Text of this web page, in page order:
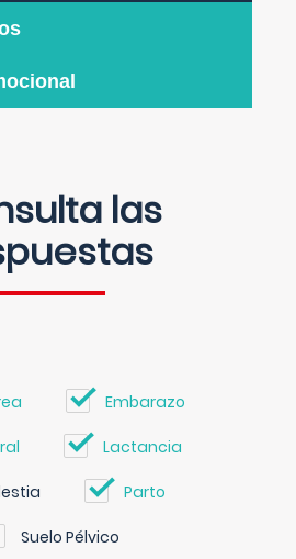
las
Embarazo
Lactancia
Parto
Suelo Pélvico